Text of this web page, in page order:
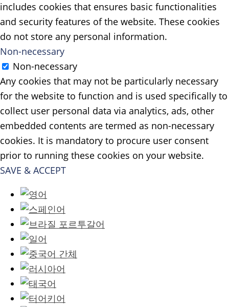
includes cookies that ensures basic functionalities
and security features of the website. These cookies
do not store any personal information.
Non-necessary
Non-necessary
Any cookies that may not be particularly necessary
for the website to function and is used specifically to
collect user personal data via analytics, ads, other
embedded contents are termed as non-necessary
cookies. It is mandatory to procure user consent
prior to running these cookies on your website.
SAVE & ACCEPT